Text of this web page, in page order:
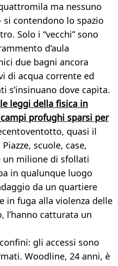
ma nessuno
si contendono lo spazio
Solo i “vecchi” sono
d’aula
due bagni ancora
di acqua corrente ed
s’insinuano dove capita.
le leggi della fisica in
profughi sparsi per
quasi il
scuole, case,
un milione di sfollati
in qualunque luogo
da un quartiere
in fuga alla violenza delle
l’hanno catturata un
gli accessi sono
Woodline, 24 anni, è